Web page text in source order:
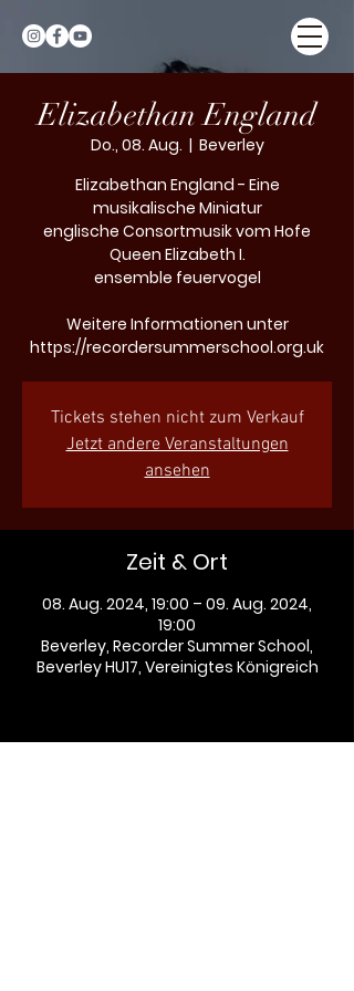
Elizabethan England
Do., 08. Aug.
  |
Beverley
Elizabethan England - Eine
musikalische Miniatur
englische Consortmusik vom Hofe
Queen Elizabeth I.
ensemble feuervogel
Weitere Informationen unter
https://recordersummerschool.org.uk
Tickets stehen nicht zum Verkauf
Jetzt andere Veranstaltungen
ansehen
Zeit & Ort
08. Aug. 2024, 19:00 – 09. Aug. 2024,
19:00
Beverley, Recorder Summer School,
Beverley HU17, Vereinigtes Königreich